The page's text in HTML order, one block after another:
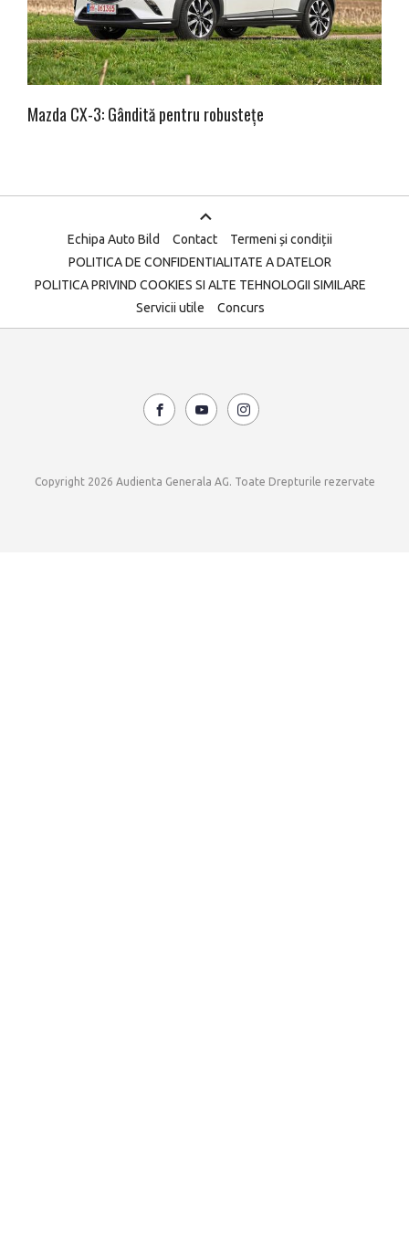
Mazda CX-3: Gândită pentru robustețe
Echipa Auto Bild Contact
Termeni și condiții
POLITICA DE CONFIDENTIALITATE A DATELOR
POLITICA PRIVIND COOKIES SI ALTE TEHNOLOGII SIMILARE
Servicii utile
Concurs
Copyright 2026 Audienta Generala AG. Toate Drepturile rezervate